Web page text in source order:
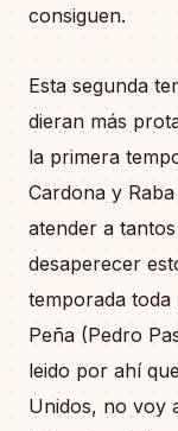
consiguen.
Esta segunda
dieran más
la primera
Cardona y
atender a
desaperecer
temporada
Peña (Pedro
leido por ahí
Unidos, no voy